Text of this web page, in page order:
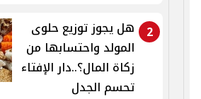
2
هل يجوز توزيع حلوى
المولد واحتسابها من
زكاة المال؟..دار الإفتاء
تحسم الجدل